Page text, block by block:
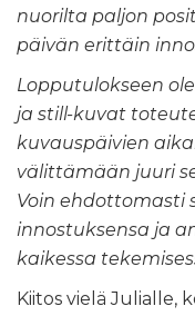
nuorilta paljon
päivän erittäin
Lopputulokseen
ja still-kuvat
kuvauspäivien
välittämään juuri
Voin ehdottomasti
innostuksensa ja
kaikessa
Kiitos vielä Julialle,